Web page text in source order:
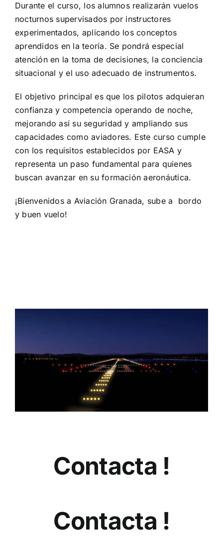
Durante el curso, los alumnos realizarán vuelos
nocturnos supervisados por instructores
experimentados, aplicando los conceptos
aprendidos en la teoría. Se pondrá especial
atención en la toma de decisiones, la conciencia
situacional y el uso adecuado de instrumentos.
El objetivo principal es que los pilotos adquieran
confianza y competencia operando de noche,
mejorando así su seguridad y ampliando sus
capacidades como aviadores. Este curso cumple
con los requisitos establecidos por EASA y
representa un paso fundamental para quienes
buscan avanzar en su formación aeronáutica.
¡Bienvenidos a Aviación Granada, sube a bordo
y buen vuelo!
Contacta !
Contacta !